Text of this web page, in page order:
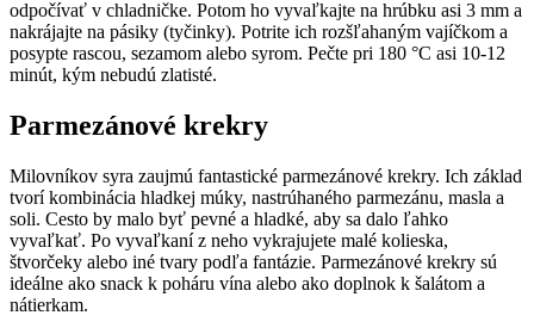
odpočívať v chladničke. Potom ho vyvaľkajte na hrúbku asi 3 mm a
nakrájajte na pásiky (tyčinky). Potrite ich rozšľahaným vajíčkom a
posypte rascou, sezamom alebo syrom. Pečte pri 180 °C asi 10-12
minút, kým nebudú zlatisté.
Parmezánové krekry
Milovníkov syra zaujmú fantastické parmezánové krekry. Ich základ
tvorí kombinácia hladkej múky, nastrúhaného parmezánu, masla a
soli. Cesto by malo byť pevné a hladké, aby sa dalo ľahko
vyvaľkať. Po vyvaľkaní z neho vykrajujete malé kolieska,
štvorčeky alebo iné tvary podľa fantázie. Parmezánové krekry sú
ideálne ako snack k poháru vína alebo ako doplnok k šalátom a
nátierkam.